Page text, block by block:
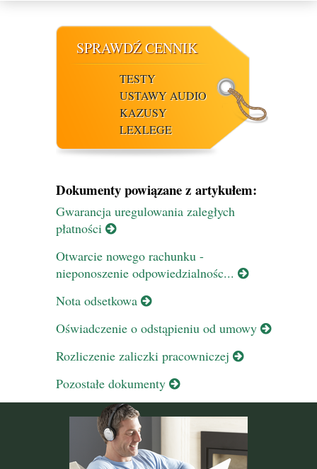
SPRAWDŹ CENNIK
TESTY
USTAWY AUDIO
KAZUSY
LEXLEGE
Dokumenty powiązane z artykułem:
Gwarancja uregulowania zaległych
płatności
Otwarcie nowego rachunku -
nieponoszenie odpowiedzialnośc...
Nota odsetkowa
Oświadczenie o odstąpieniu od umowy
Rozliczenie zaliczki pracowniczej
Pozostałe dokumenty